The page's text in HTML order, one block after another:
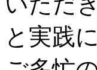
と実践